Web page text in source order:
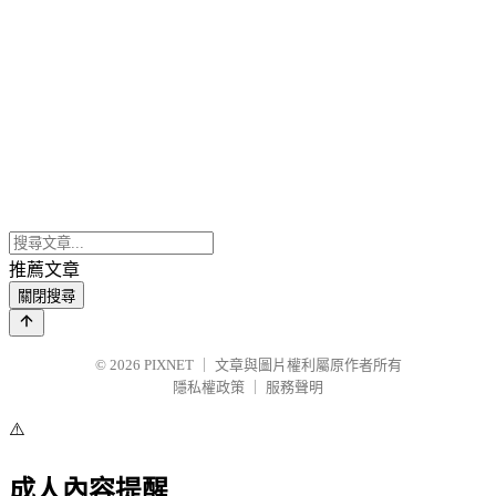
推薦文章
關閉搜尋
© 2026 PIXNET
文章與圖片權利屬原作者所有
隱私權政策
服務聲明
⚠️
成人內容提醒